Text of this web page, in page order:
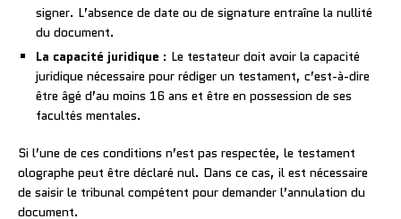
signer. L’absence de date ou de signature entraîne la nullité
du document.
La capacité juridique : Le testateur doit avoir la capacité
juridique nécessaire pour rédiger un testament, c’est-à-dire
être âgé d’au moins 16 ans et être en possession de ses
facultés mentales.
Si l’une de ces conditions n’est pas respectée, le testament
olographe peut être déclaré nul. Dans ce cas, il est nécessaire
de saisir le tribunal compétent pour demander l’annulation du
document.